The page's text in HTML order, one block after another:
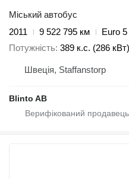
Міський автобус
2011
9 522 795 км
Euro 5
Потужність 389 к.с. (286 кВт)
Швеція, Staffanstorp
Blinto AB